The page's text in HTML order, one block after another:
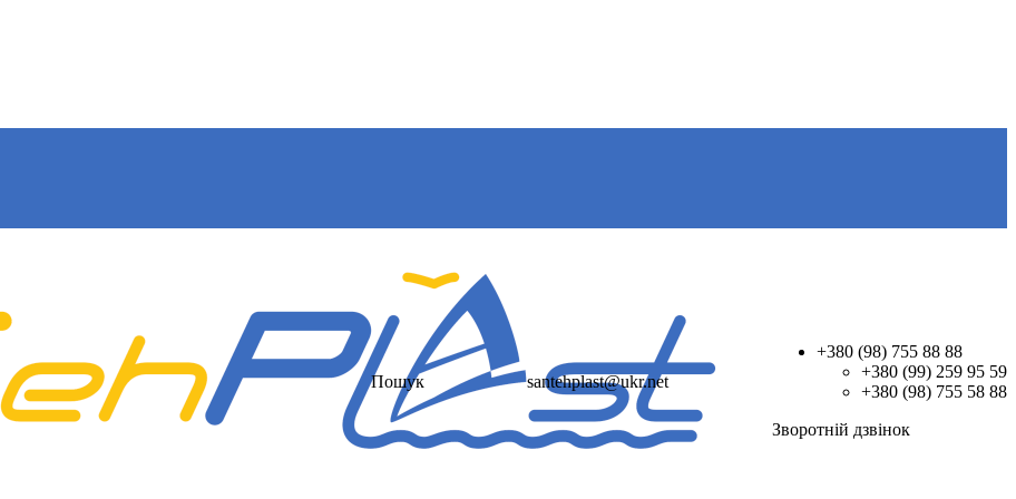
Пошук santehplast@ukr.net
+380 (98) 755 88 88
+380 (99) 259 95 59
+380 (98) 755 58 88
Зворотнiй дзвiнок